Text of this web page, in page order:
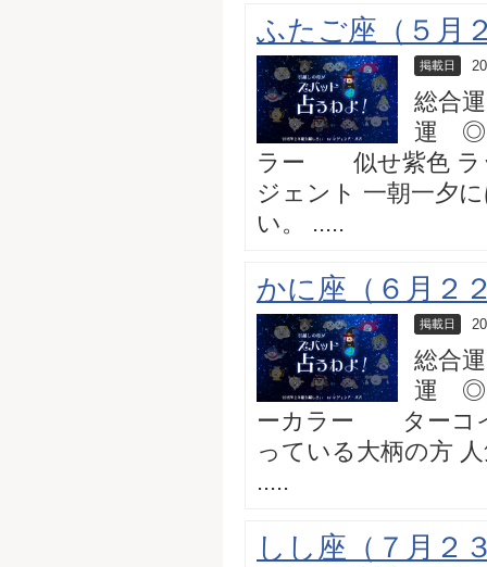
ふたご座（５月
掲載日
総合
運 ◎◎
ラー 似せ紫色 ラ
ジェント 一朝一夕
い。 .....
かに座（６月２
掲載日
総合
運
ーカラー ターコ
っている大柄の方
.....
しし座（７月２